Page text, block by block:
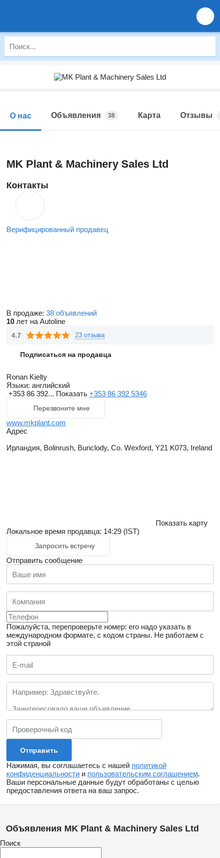
О нас Объявления 38 Карта Отзывы
MK Plant & Machinery Sales Ltd
Контакты
Верифицированный продавец
В продаже: 38 объявлений
10 лет на Autoline
4.7 23 отзыва
Подписаться на продавца
Ronan Kielty
Языки: английский
+353 86 392... Показать +353 86 392 5346
Перезвоните мне
www.mkplant.com
Адрес
Ирландия, Bolinrush, Bunclody, Co. Wexford, Y21 K073, Ireland
Показать карту
Локальное время продавца: 14:29 (IST)
Запросить встречу
Отправить сообщение
Пожалуйста, перепроверьте номер: его надо указать в
международном формате, с кодом страны. Не работаем с
этой страной
Нажимая, вы соглашаетесь с нашей политикой
конфиденциальности и пользовательским соглашением.
Ваши персональные данные будут обработаны с целью
предоставления ответа на ваш запрос.
Объявления MK Plant & Machinery Sales Ltd
Поиск